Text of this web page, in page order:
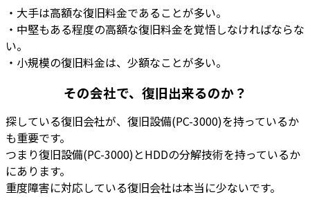
・大手は高額な復旧料金であることが多い。
・中堅もある程度の高額な復旧料金を覚悟しなければならな
い。
・ 小規模の復旧料金は、少額なことが多い。
その会社で、復旧出来るのか？
探している復旧会社が、復旧設備(PC-3000)を持っているか
も重要です。
つまり復旧設備(PC-3000)とHDDの分解技術を持っているか
にあります。
重度障害に対応している復旧会社は本当に少ないです。